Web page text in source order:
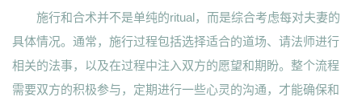
施行和合术并不是单纯的ritual，而是综合考虑每对夫妻的
具体情况。通常，施行过程包括选择适合的道场、请法师进行
相关的法事，以及在过程中注入双方的愿望和期盼。整个流程
需要双方的积极参与，定期进行一些心灵的沟通，才能确保和